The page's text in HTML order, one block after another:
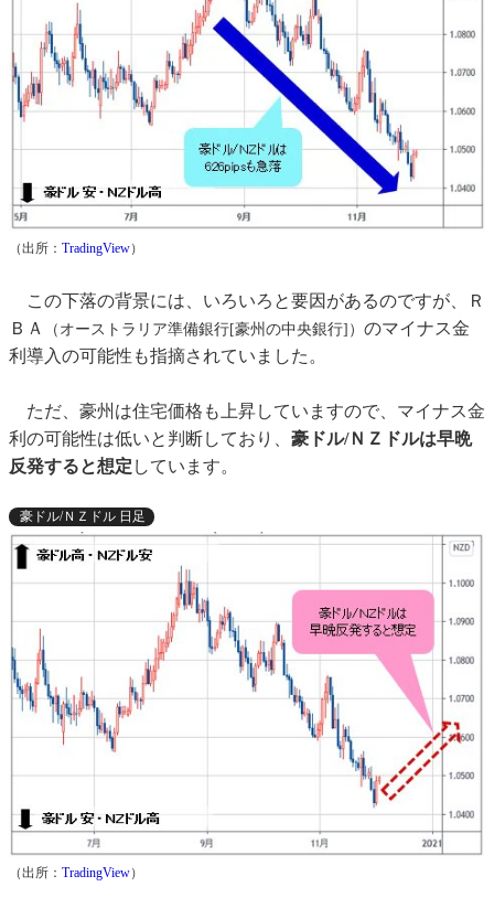
（出所： TradingView）
この下落の背景には、いろいろと要因があるのですが、Ｒ
ＢＡ
（オーストラリア準備銀行[豪州の中央銀行]） のマイナス金
利導入の可能性も指摘されていました。
ただ、豪州は住宅価格も上昇していますので、マイナス金
利の可能性は低いと判断しており、 豪ドル/ＮＺドルは早晩
反発すると想定 しています。
豪ドル/ＮＺドル 日足
（出所： TradingView）